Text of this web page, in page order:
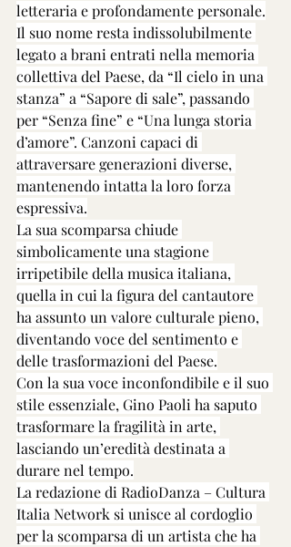
letteraria e profondamente personale.
Il suo nome resta indissolubilmente
legato a brani entrati nella memoria
collettiva del Paese, da “Il cielo in una
stanza” a “Sapore di sale”, passando
per “Senza fine” e “Una lunga storia
d’amore”. Canzoni capaci di
attraversare generazioni diverse,
mantenendo intatta la loro forza
espressiva.
La sua scomparsa chiude
simbolicamente una stagione
irripetibile della musica italiana,
quella in cui la figura del cantautore
ha assunto un valore culturale pieno,
diventando voce del sentimento e
delle trasformazioni del Paese.
Con la sua voce inconfondibile e il suo
stile essenziale, Gino Paoli ha saputo
trasformare la fragilità in arte,
lasciando un’eredità destinata a
durare nel tempo.
La redazione di RadioDanza – Cultura
Italia Network si unisce al cordoglio
per la scomparsa di un artista che ha